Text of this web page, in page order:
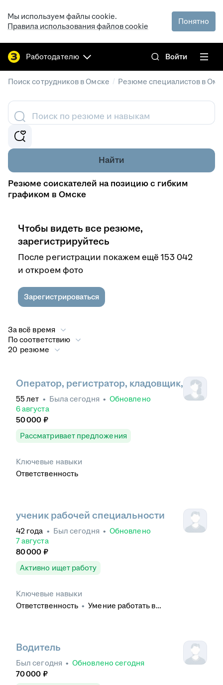
Мы используем файлы cookie.
Правила использования файлов cookie
Понятно
Работодателю Войти
Поиск сотрудников в Омске / Резюме специалистов в
Поиск по резюме и навыкам
Найти
Резюме соискателей на позицию с гибким
графиком в Омске
Чтобы видеть все резюме,
зарегистрируйтесь
После регистрации покажем ещё 153 042
и откроем фото
Зарегистрироваться
За всё время
По соответствию
20 резюме
Оператор, регистратор, кладовщик,
55 лет • Быласегодня • Обновлено
6 августа
50 000 ₽
Рассматривает предложения
Ключевые навыки
Ответственность
ученик рабочей специальности
42 года • Был сегодня • Обновлено
7 августа
80 000 ₽
Активно ищет работу
Ключевые навыки
Ответственность • Умение работать в
Водитель
Был сегодня • Обновлено сегодня
70 000 ₽